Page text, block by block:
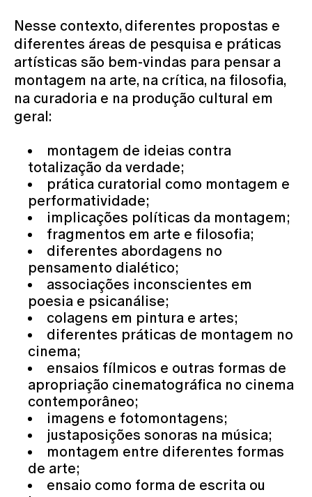
Nesse contexto, diferentes propostas e
diferentes áreas de pesquisa e práticas
artísticas são bem-vindas para pensar a
montagem na arte, na crítica, na filosofia,
na curadoria e na produção cultural em
geral:
montagem de ideias contra
totalização da verdade;
prática curatorial como montagem e
performatividade;
implicações políticas da montagem;
fragmentos em arte e filosofia;
diferentes abordagens no
pensamento dialético;
associações inconscientes em
poesia e psicanálise;
colagens em pintura e artes;
diferentes práticas de montagem no
cinema;
ensaios fílmicos e outras formas de
apropriação cinematográfica no cinema
contemporâneo;
imagens e fotomontagens;
justaposições sonoras na música;
montagem entre diferentes formas
de arte;
ensaio como forma de escrita ou